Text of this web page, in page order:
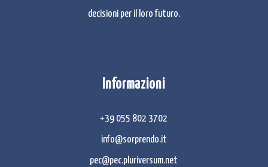
decisioni per il loro futuro.
Informazioni
+39 055 802 3702
info@sorprendo.it
pec@pec.pluriversum.net